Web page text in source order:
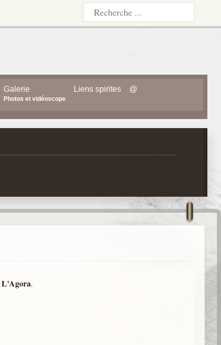
Galerie
Photos et vidéoscope
Liens spirites @
L'Agora.